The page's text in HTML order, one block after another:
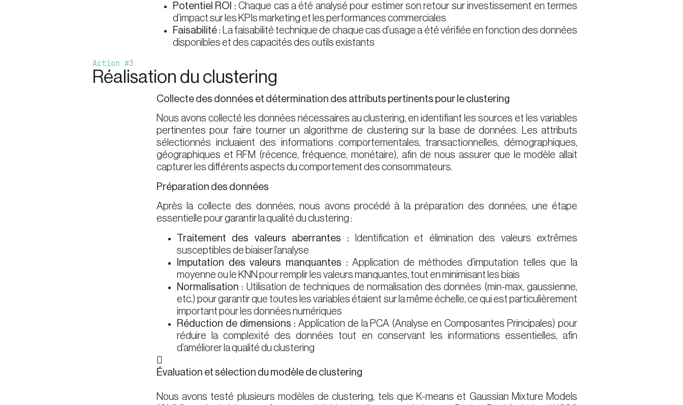
Potentiel ROI :Chaque cas a été analysé pour estimer son retour sur investissement en termes
d’impact sur les KPIs marketing et les performances commerciales
Faisabilité :
La faisabilité technique de chaque cas d’usage a été vérifiée en fonction des données
disponibles et des capacités des outils existants
Action #3
Réalisation du clustering
Collecte des données et détermination des attributs pertinents pour le clustering
Nous avons collecté les données nécessaires au clustering, en identifiant les sources et les variables
pertinentes pour faire tourner un algorithme de clustering sur la base de données. Les attributs
sélectionnés incluaient des informations comportementales, transactionnelles, démographiques,
géographiques et RFM (récence, fréquence, monétaire), afin de nous assurer que le modèle allait
capturer les différents aspects du comportement des consommateurs.
Préparation des données
Après la collecte des données, nous avons procédé à la préparation des données, une étape
essentielle pour garantir la qualité du clustering :
­Traitement des valeurs aberrantes : Identification et élimination des valeurs extrêmes
susceptibles de biaiser l’analyse
Imputation des valeurs manquantes :Application de méthodes d’imputation telles que la
moyenne ou le KNN pour remplir les valeurs manquantes, tout en minimisant les biais
Normalisation : Utilisation de techniques de normalisation des données (min-max, gaussienne,
etc.) pour garantir que toutes les variables étaient sur la même échelle, ce qui est particulièrement
important pour les données numériques
Réduction de dimensions : Application de la PCA (Analyse en Composantes Principales) pour
réduire la complexité des données tout en conservant les informations essentielles, afin
d’améliorer la qualité du clustering

Évaluation et sélection du modèle de clustering
Nous avons testé plusieurs modèles de clustering, tels que K-means et Gaussian Mixture Models